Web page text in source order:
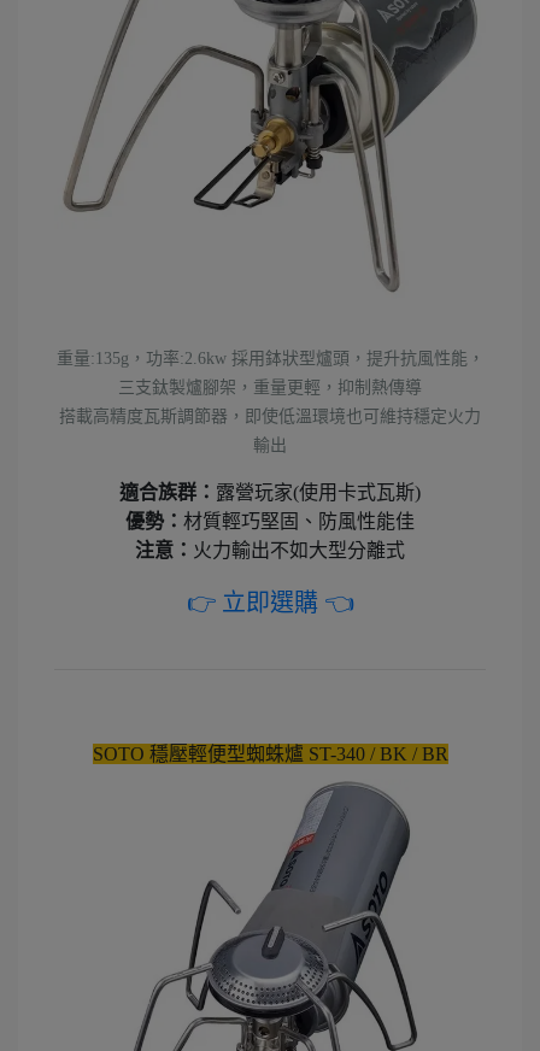
重量:135g，功率:2.6kw 採用鉢狀型爐頭，提升抗風性能，
三支鈦製爐腳架，重量更輕，抑制熱傳導
搭載高精度瓦斯調節器，即使低溫環境也可維持穩定火力
輸出
適合族群： 露營玩家(使用卡式瓦斯)
優勢： 材質輕巧堅固、防風性能佳
注意： 火力輸出不如大型分離式
👉 立即選購 👈
SOTO 穩壓輕便型蜘蛛爐 ST-340 / BK / BR